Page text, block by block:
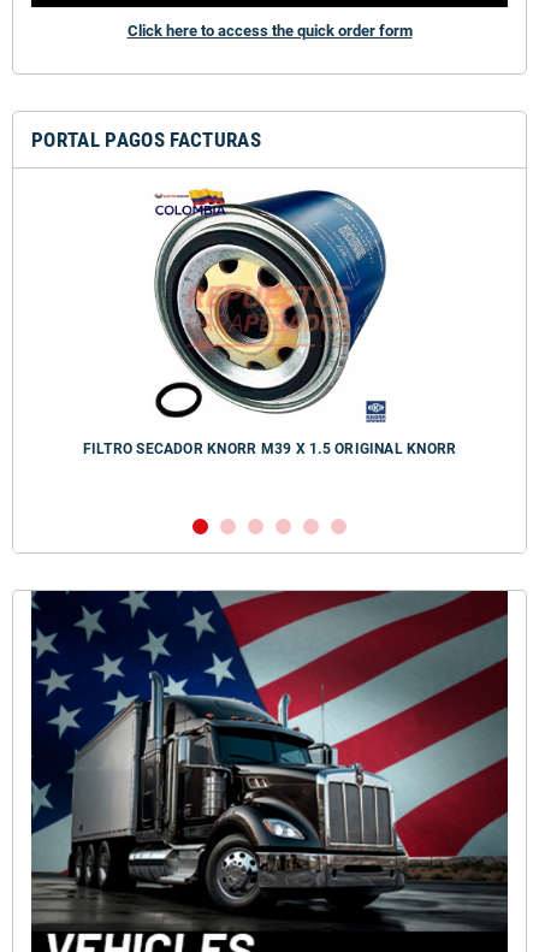
Click here to access the quick order form
PORTAL PAGOS FACTURAS
FILTRO SECADOR KNORR M39 X 1.5 ORIGINAL KNORR